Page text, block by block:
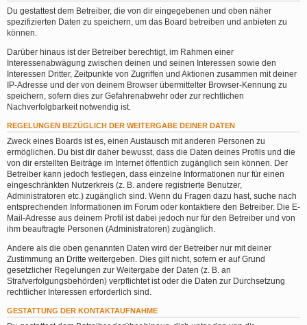
Du gestattest dem Betreiber, die von dir eingegebenen und oben näher
spezifizierten Daten zu speichern, um das Board betreiben und anbieten zu
können.
Darüber hinaus ist der Betreiber berechtigt, im Rahmen einer
Interessenabwägung zwischen deinen und seinen Interessen sowie den
Interessen Dritter, Zeitpunkte von Zugriffen und Aktionen zusammen mit deiner
IP-Adresse und der von deinem Browser übermittelter Browser-Kennung zu
speichern, sofern dies zur Gefahrenabwehr oder zur rechtlichen
Nachverfolgbarkeit notwendig ist.
REGELUNGEN BEZÜGLICH DER WEITERGABE DEINER DATEN
Zweck eines Boards ist es, einen Austausch mit anderen Personen zu
ermöglichen. Du bist dir daher bewusst, dass die Daten deines Profils und die
von dir erstellten Beiträge im Internet öffentlich zugänglich sein können. Der
Betreiber kann jedoch festlegen, dass einzelne Informationen nur für einen
eingeschränkten Nutzerkreis (z. B. andere registrierte Benutzer,
Administratoren etc.) zugänglich sind. Wenn du Fragen dazu hast, suche nach
entsprechenden Informationen im Forum oder kontaktiere den Betreiber. Die E-
Mail-Adresse aus deinem Profil ist dabei jedoch nur für den Betreiber und von
ihm beauftragte Personen (Administratoren) zugänglich.
Andere als die oben genannten Daten wird der Betreiber nur mit deiner
Zustimmung an Dritte weitergeben. Dies gilt nicht, sofern er auf Grund
gesetzlicher Regelungen zur Weitergabe der Daten (z. B. an
Strafverfolgungsbehörden) verpflichtet ist oder die Daten zur Durchsetzung
rechtlicher Interessen erforderlich sind.
GESTATTUNG DER KONTAKTAUFNAHME